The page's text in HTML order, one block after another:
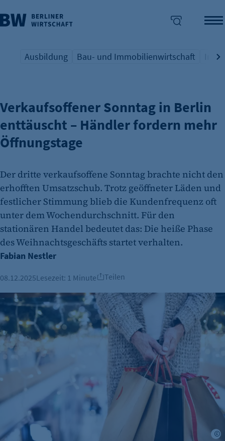
überspringen
Übersicht Schlagwort
Ausbildung
Übersicht Schlagwort
Bau- und Immobilienwirtschaft
WEIHNACHTSGESCHÄFT
Verkaufsoffener Sonntag in Berlin
enttäuscht – Händler fordern mehr
Öffnungstage
Der dritte verkaufsoffene Sonntag brachte nicht den
erhofften Umsatzschub. Trotz geöffneter Läden und
festlicher Stimmung blieb die Kundenfrequenz oft
unter dem Wochendurchschnitt. Für den
stationären Handel bedeutet das: Die heiße Phase
des Weihnachtsgeschäfts startet verhalten.
Fabian Nestler
08.12.2025Lesezeit: 1 Minute Teilen